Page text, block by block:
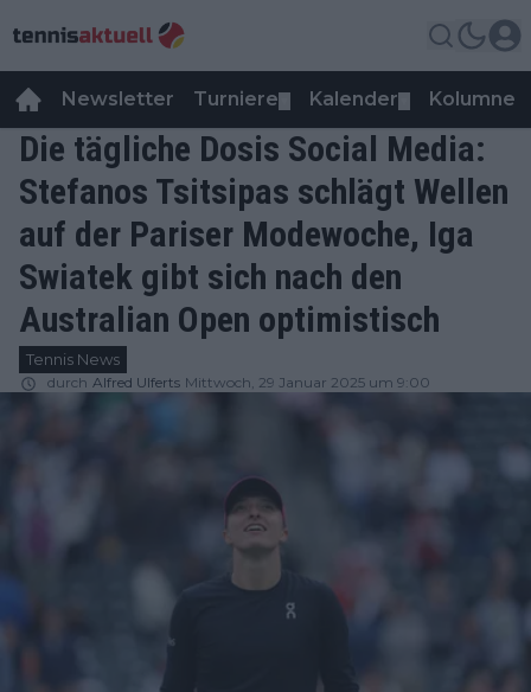
Newsletter Turniere Kalender Kolumnen
Die tägliche Dosis Social Media:
Stefanos Tsitsipas schlägt Wellen
auf der Pariser Modewoche, Iga
Swiatek gibt sich nach den
Australian Open optimistisch
Tennis News
durch Alfred Ulferts Mittwoch, 29 Januar 2025 um 9:00